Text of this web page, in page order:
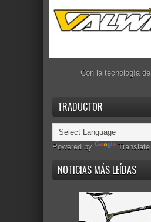
Con la tecnología de
TRADUCTOR
Powered by Translate
NOTICIAS MÁS LEÍDAS